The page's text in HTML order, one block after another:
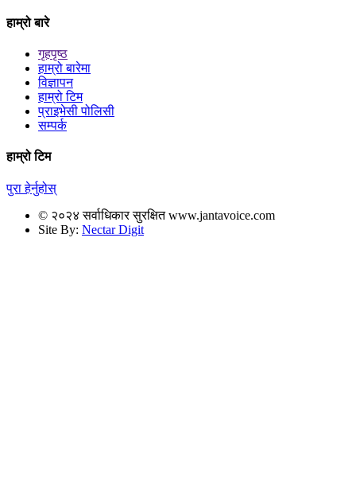
हाम्रो बारे
गृहपृष्ठ
हाम्रो बारेमा
विज्ञापन
हाम्रो टिम
प्राइभेसी पोलिसी
सम्पर्क
हाम्रो टिम
पुरा हेर्नुहोस्
© २०२४ सर्वाधिकार सुरक्षित www.jantavoice.com
Site By: Nectar Digit